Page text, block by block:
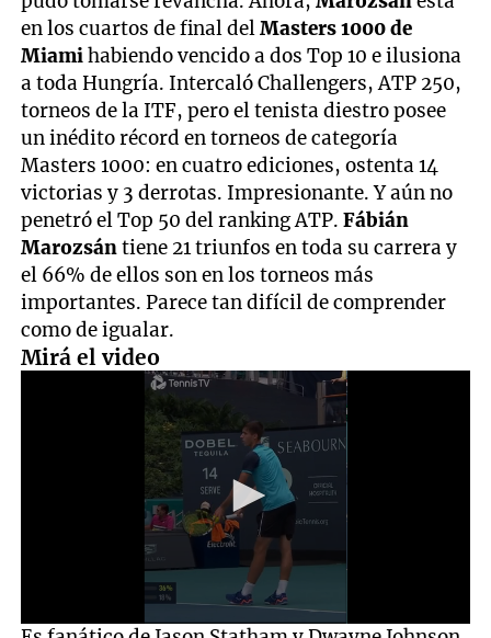
en los cuartos de final delMasters 1000 de
Miamihabiendo vencido a dos Top 10 e ilusiona
a toda Hungría. Intercaló Challengers, ATP 250,
torneos de la ITF, pero el tenista diestro posee
un inédito récord en torneos de categoría
Masters 1000: en cuatro ediciones, ostenta 14
victorias y 3 derrotas. Impresionante. Y aún no
penetró el Top 50 del ranking ATP.Fábián
Marozsántiene 21 triunfos en toda su carrera y
el 66% de ellos son en los torneos más
importantes. Parece tan difícil de comprender
como de igualar.
Mirá el video
0